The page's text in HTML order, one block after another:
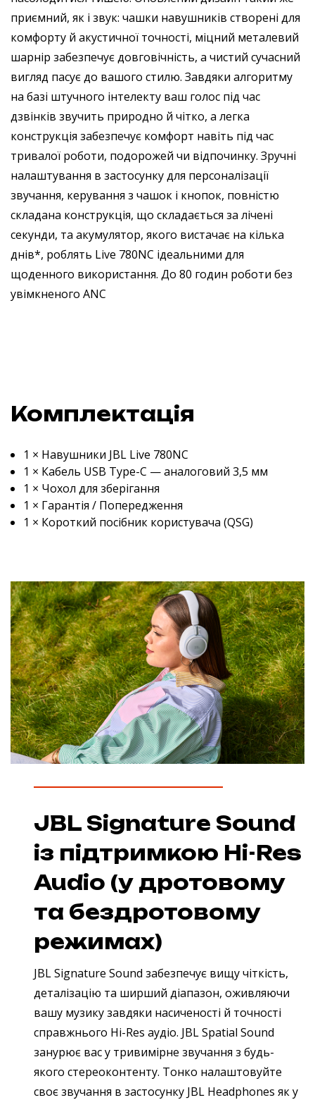
приємний, як і звук: чашки навушників створені для
комфорту й акустичної точності, міцний металевий
шарнір забезпечує довговічність, а чистий сучасний
вигляд пасує до вашого стилю. Завдяки алгоритму
на базі штучного інтелекту ваш голос під час
дзвінків звучить природно й чітко, а легка
конструкція забезпечує комфорт навіть під час
тривалої роботи, подорожей чи відпочинку. Зручні
налаштування в застосунку для персоналізації
звучання, керування з чашок і кнопок, повністю
складана конструкція, що складається за лічені
секунди, та акумулятор, якого вистачає на кілька
днів*, роблять Live 780NC ідеальними для
щоденного використання. До 80 годин роботи без
увімкненого ANC
Комплектація
1 × Навушники JBL Live 780NC
1 × Кабель USB Type-C — аналоговий 3,5 мм
1 × Чохол для зберігання
1 × Гарантія / Попередження
1 × Короткий посібник користувача (QSG)
JBL Signature Sound
із підтримкою Hi-Res
Audio (у дротовому
та бездротовому
режимах)
JBL Signature Sound забезпечує вищу чіткість,
деталізацію та ширший діапазон, оживляючи
вашу музику завдяки насиченості й точності
справжнього Hi-Res аудіо. JBL Spatial Sound
занурює вас у тривимірне звучання з будь-
якого стереоконтенту. Тонко налаштовуйте
своє звучання в застосунку JBL Headphones як у